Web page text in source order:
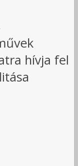
hívja fel